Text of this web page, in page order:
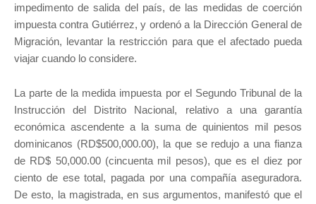
impedimento de salida del país, de las medidas de coerción
impuesta contra Gutiérrez, y ordenó a la Dirección General de
Migración, levantar la restricción para que el afectado pueda
viajar cuando lo considere.
La parte de la medida impuesta por el Segundo Tribunal de la
Instrucción del Distrito Nacional, relativo a una garantía
económica ascendente a la suma de quinientos mil pesos
dominicanos (RD$500,000.00), la que se redujo a una fianza
de RD$ 50,000.00 (cincuenta mil pesos), que es el diez por
ciento de ese total, pagada por una compañía aseguradora.
De esto, la magistrada, en sus argumentos, manifestó que el